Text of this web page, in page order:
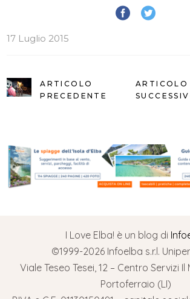
17 Luglio 2015
ARTICOLO
PRECEDENTE
ARTICOLO
I Love Elba! è un blog di
©1999-2026 Infoelba s.r.l.
Viale Teseo Tesei, 12 – Centro Servizi Il
Portoferraio (LI)